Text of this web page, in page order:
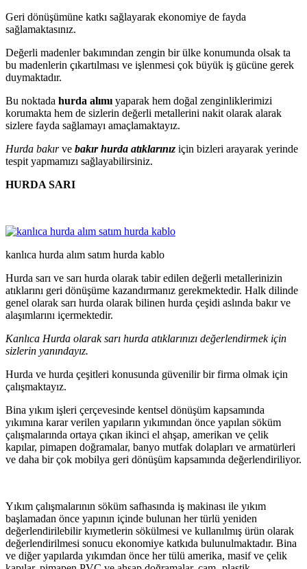
Geri dönüşümüne katkı sağlayarak ekonomiye de fayda
sağlamaktasınız.
Değerli madenler bakımından zengin bir ülke konumunda olsak ta
bu madenlerin çıkartılması ve işlenmesi çok büyük iş gücüne gerek
duymaktadır.
Bu noktada hurda alımı yaparak hem doğal zenginliklerimizi
korumakta hem de sizlerin değerli metallerini nakit olarak alarak
sizlere fayda sağlamayı amaçlamaktayız.
Hurda bakırve bakır hurda atıklarınız için bizleri arayarak yerinde
tespit yapmamızı sağlayabilirsiniz.
HURDA SARI
kanlıca hurda alım satım hurda kablo
Hurda sarı ve sarı hurda olarak tabir edilen değerli metallerinizin
atıklarını geri dönüşüme kazandırmanız gerekmektedir. Halk dilinde
genel olarak sarı hurda olarak bilinen hurda çeşidi aslında bakır ve
alaşımlarını içermektedir.
Kanlıca Hurda olarak sarı hurda atıklarınızı değerlendirmek için
sizlerin yanındayız.
Hurda ve hurda çeşitleri konusunda güvenilir bir firma olmak için
çalışmaktayız.
Bina yıkım işleri çerçevesinde kentsel dönüşüm kapsamında
yıkımına karar verilen yapıların yıkımından önce yapılan söküm
çalışmalarında ortaya çıkan ikinci el ahşap, amerikan ve çelik
kapılar, pimapen doğramalar, banyo mutfak dolapları ve armatürleri
ve daha bir çok mobilya geri dönüşüm kapsamında değerlendiriliyor.
Yıkım çalışmalarının söküm safhasında iş makinası ile yıkım
başlamadan önce yapının içinde bulunan her türlü yeniden
değerlendirilebilir kıymetlerin sökülmesi ve kullanılmış ürün olarak
değerlendirilmesi sonucu ekonomiye katkıda bulunulmaktadır. Bina
ve diğer yapılarda yıkımdan önce her tülü amerika, masif ve çelik